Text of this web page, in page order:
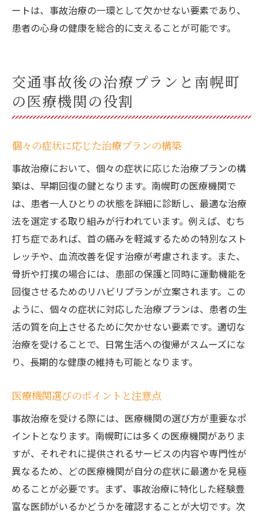
ートは、事故治療の一環として欠かせない要素であり、
患者の心身の健康を総合的に支えることが可能です。
交通事故後の治療プランと南幌町
の医療機関の役割
個々の症状に応じた治療プランの構築
事故治療において、個々の症状に応じた治療プランの構
築は、早期回復の鍵となります。南幌町の医療機関で
は、患者一人ひとりの状態を詳細に診断し、最適な治療
法を選定する取り組みが行われています。例えば、むち
打ち症であれば、首の痛みを軽減するための特別なスト
レッチや、血流改善を促す治療が考慮されます。また、
骨折や打撲の場合には、患部の保護と同時に運動機能を
回復させるためのリハビリプランが立案されます。この
ように、個々の症状に対応した治療プランは、患者の生
活の質を向上させるために欠かせない要素です。適切な
治療を受けることで、日常生活への復帰がスムーズにな
り、長期的な健康の維持も可能となります。
医療機関選びのポイントと注意点
事故治療を受ける際には、医療機関の選び方が重要なポ
イントとなります。南幌町には多くの医療機関がありま
すが、それぞれに提供されるサービスの内容や専門性が
異なるため、どの医療機関が自分の症状に最適かを見極
めることが必要です。まず、事故治療に特化した経験豊
富な医師がいるかどうかを確認することが大切です。次